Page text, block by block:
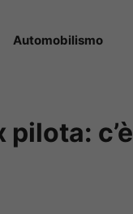
Automobilismo
c’è